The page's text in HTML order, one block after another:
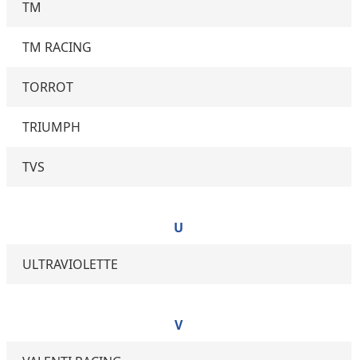
TM
TM RACING
TORROT
TRIUMPH
TVS
U
ULTRAVIOLETTE
V